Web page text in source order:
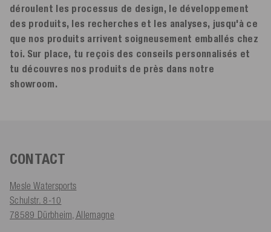
déroulent les processus de design, le développement
des produits, les recherches et les analyses, jusqu'à ce
que nos produits arrivent soigneusement emballés chez
toi. Sur place, tu reçois des conseils personnalisés et
tu découvres nos produits de près dans notre
showroom.
CONTACT
Mesle Watersports
Schulstr. 8-10
78589 Dürbheim, Allemagne